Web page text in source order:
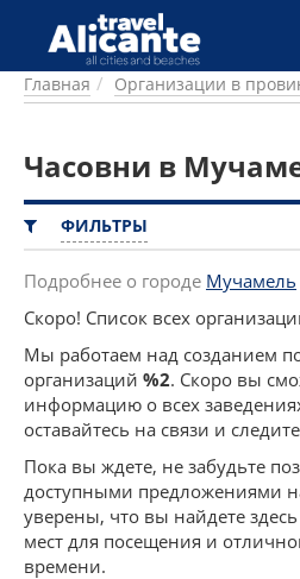
Перейти к основному содержанию
ГОРОДА
ПИТАНИЕ
ПЛЯЖИ
КЕМПИНГ
КОМАРКИ (РАЙОНЫ)
РЕЦЕПТЫ
ПРЕДЛОЖЕНИЯ
СТАТЬИ
УСЛУГИ
Главная Организации в
Часовни в
ФИЛЬТРЫ
Подробнее о городе Мучамель
Скоро! Список всех
Мы работаем над созданием
организаций %2. Скоро вы
информацию о всех
оставайтесь на связи и
Пока вы ждете, не забудьте
доступными предложениями
уверены, что вы найдете
мест для посещения и
времени.